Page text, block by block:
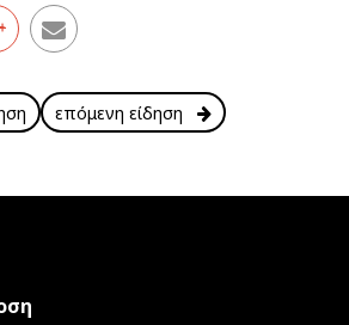
επόμενη είδηση